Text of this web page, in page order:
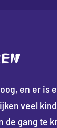
en er is
veel
de gang te